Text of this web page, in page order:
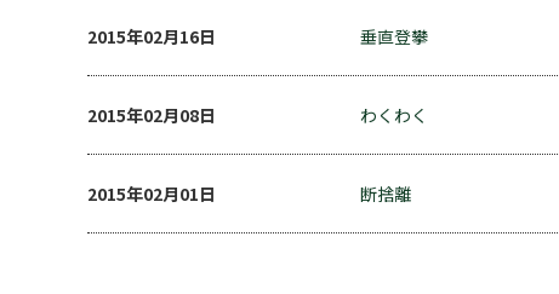
2015年02月16日 垂直登攀
2015年02月08日 わくわく
2015年02月01日 断捨離